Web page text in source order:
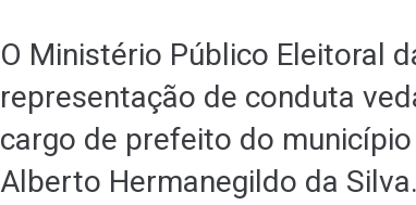
O Ministério Público Eleitoral
representação de conduta
cargo de prefeito do
Alberto Hermanegildo da